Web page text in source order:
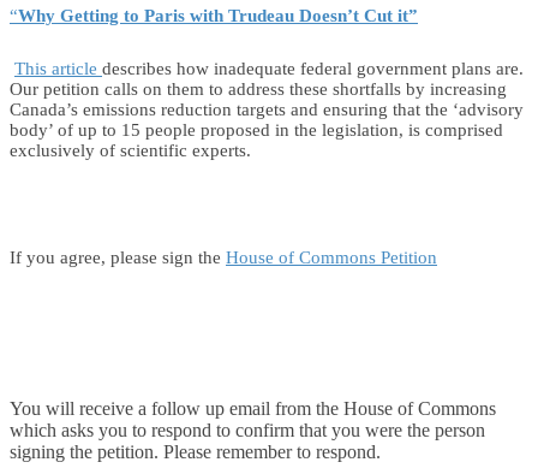
“Why Getting to Paris with Trudeau Doesn’t Cut it”
This article describes how inadequate federal government plans are.
Our petition calls on them to address these shortfalls by increasing
Canada’s emissions reduction targets and ensuring that the ‘advisory
body’ of up to 15 people proposed in the legislation, is comprised
exclusively of scientific experts.
If you agree, please sign the House of Commons Petition
You will receive a follow up email from the House of Commons
which asks you to respond to confirm that you were the person
signing the petition. Please remember to respond.